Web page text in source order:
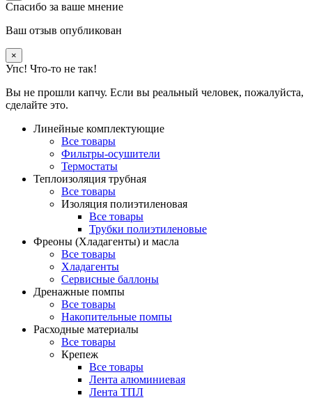
Спасибо за ваше мнение
Ваш отзыв опубликован
×
Упс! Что-то не так!
Вы не прошли капчу. Если вы реальный человек, пожалуйста,
сделайте это.
Линейные комплектующие
Все товары
Фильтры-осушители
Термостаты
Теплоизоляция трубная
Все товары
Изоляция полиэтиленовая
Все товары
Трубки полиэтиленовые
Фреоны (Хладагенты) и масла
Все товары
Хладагенты
Сервисные баллоны
Дренажные помпы
Все товары
Накопительные помпы
Расходные материалы
Все товары
Крепеж
Все товары
Лента алюминиевая
Лента ТПЛ